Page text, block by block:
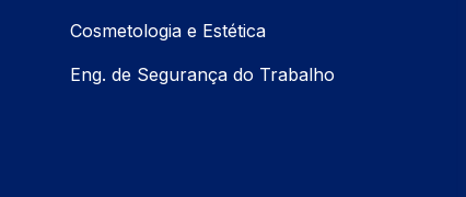
Cosmetologia e Estética
Eng. de Segurança do Trabalho